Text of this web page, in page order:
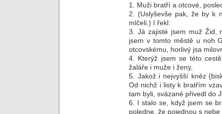
1. Muži bratří a otcové,
2. (Uslyševše pak, že by k
mlčeli.) I řekl:
3. Já zajisté jsem muž Žid,
jsem v tomto městě u noh
otcovskému, horlivý jsa
4. Kterýž jsem se této
žaláře i muže i ženy,
5. Jakož i nejvyšší kněz
Od nichž i listy k bratřím
tam byli, svázané přivedl do
6. I stalo se, když jsem se
poledne, že pojednou s